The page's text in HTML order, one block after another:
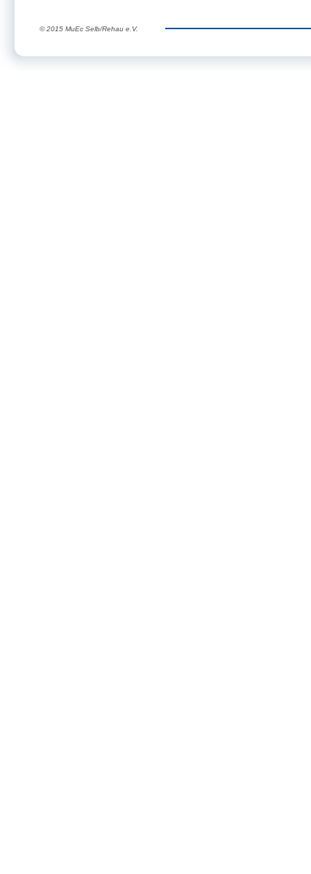
© 2015 MuEc Selb/Rehau e.V.